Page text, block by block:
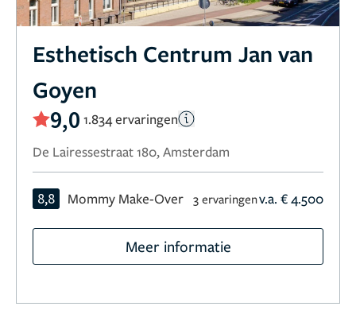
Esthetisch Centrum Jan van
Goyen
9,0 1.834 ervaringen
De Lairessestraat 180, Amsterdam
8,8 Mommy Make-Over 3 ervaringenv.a. € 4.500
Meer informatie